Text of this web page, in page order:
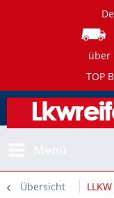
über
TOP
Übersicht